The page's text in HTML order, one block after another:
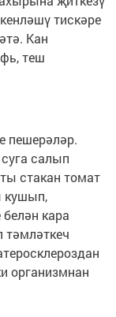
тискәре
Кан
теш
пешерәләр.
салып
стакан томат
кушып,
кара
тәмләткеч
организмнан